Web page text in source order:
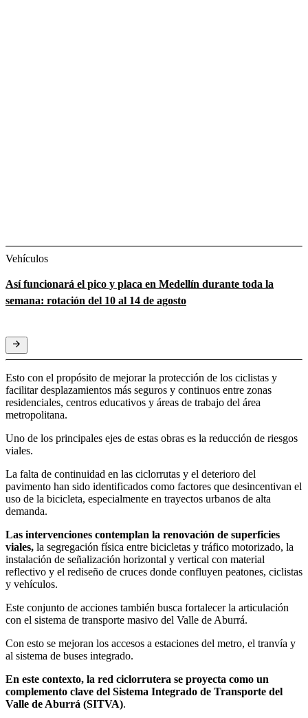
Vehículos
Así funcionará el pico y placa en Medellín durante toda la
semana: rotación del 10 al 14 de agosto
Esto con el propósito de mejorar la protección de los ciclistas y
facilitar desplazamientos más seguros y continuos entre zonas
residenciales, centros educativos y áreas de trabajo del área
metropolitana.
Uno de los principales ejes de estas obras es la reducción de riesgos
viales.
La falta de continuidad en las ciclorrutas y el deterioro del
pavimento han sido identificados como factores que desincentivan el
uso de la bicicleta, especialmente en trayectos urbanos de alta
demanda.
Las intervenciones contemplan la renovación de superficies
viales, la segregación física entre bicicletas y tráfico motorizado, la
instalación de señalización horizontal y vertical con material
reflectivo y el rediseño de cruces donde confluyen peatones, ciclistas
y vehículos.
Este conjunto de acciones también busca fortalecer la articulación
con el sistema de transporte masivo del Valle de Aburrá.
Con esto se mejoran los accesos a estaciones del metro, el tranvía y
al sistema de buses integrado.
En este contexto, la red ciclorrutera se proyecta como un
complemento clave del Sistema Integrado de Transporte del
Valle de Aburrá (SITVA).